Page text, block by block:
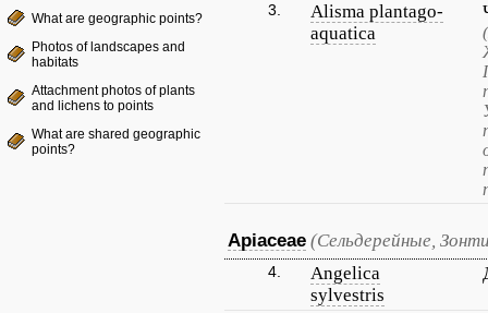
What are geographic points?
Photos of landscapes and
habitats
Attachment photos of plants
and lichens to points
What are shared geographic
points?
3.
Alisma plantago-
aquatica
Apiaceae (Сельдерейные,
4.
Angelica
sylvestris